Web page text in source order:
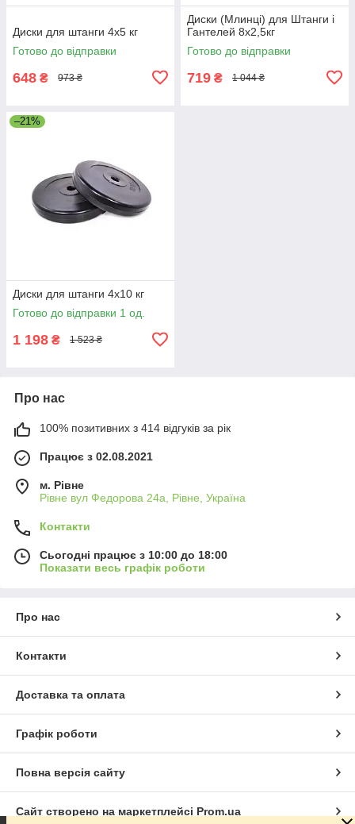
Диски для штанги 4х5 кг
Готово до відправки
648 ₴ 973 ₴
Диски (Млинці) для Штанги і
Гантелей 8х2,5кг
Готово до відправки
719 ₴ 1 044 ₴
–21%
Диски для штанги 4х10 кг
Готово до відправки 1 од.
1 198 ₴ 1 523 ₴
Про нас
100% позитивних з 414 відгуків за рік
Працює з 02.08.2021
м. Рівне
Рівне вул Федорова 24а, Рівне, Україна
Контакти
Сьогодні працює з 10:00 до 18:00
Показати весь графік роботи
Про нас
Контакти
Доставка та оплата
Графік роботи
Повна версія сайту
Сайт створено на маркетплейсі Prom.ua